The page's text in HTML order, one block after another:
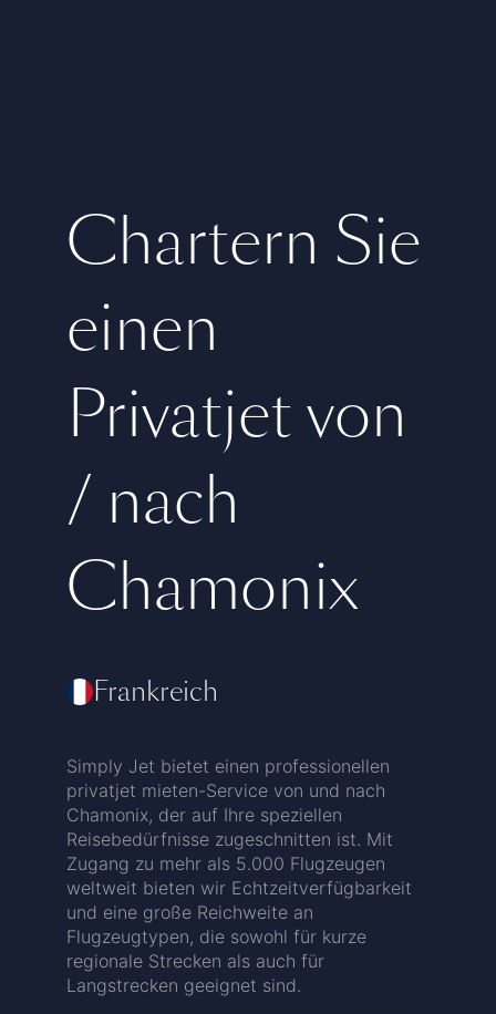
Chartern Sie
einen
Privatjet von
/ nach
Chamonix
Frankreich
Simply Jet bietet einen professionellen
privatjet mieten-Service von und nach
Chamonix, der auf Ihre speziellen
Reisebedürfnisse zugeschnitten ist. Mit
Zugang zu mehr als 5.000 Flugzeugen
weltweit bieten wir Echtzeitverfügbarkeit
und eine große Reichweite an
Flugzeugtypen, die sowohl für kurze
regionale Strecken als auch für
Langstrecken geeignet sind.